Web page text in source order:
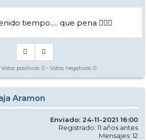
tiempo..... que pena 🤦🏻‍♂️
positivos: 0 - Votos negativos: 0
Aramon
Enviado: 24-11-2021 16:00
Registrado: 11 años antes
Mensajes: 12